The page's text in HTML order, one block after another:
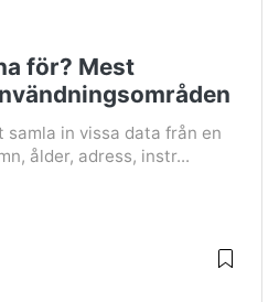
för? Mest
in vissa data från en
ålder, adress, instr...